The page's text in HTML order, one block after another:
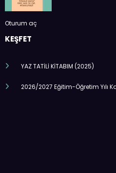
Oturum aç
KEŞFET
YAZ TATİLİ KİTABIM (2025)
2026/2027 Eğitim-Öğretim Yılı